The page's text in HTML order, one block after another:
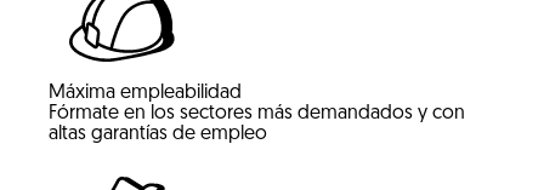
Máxima empleabilidad
Fórmate en los sectores más demandados y con
altas garantías de empleo